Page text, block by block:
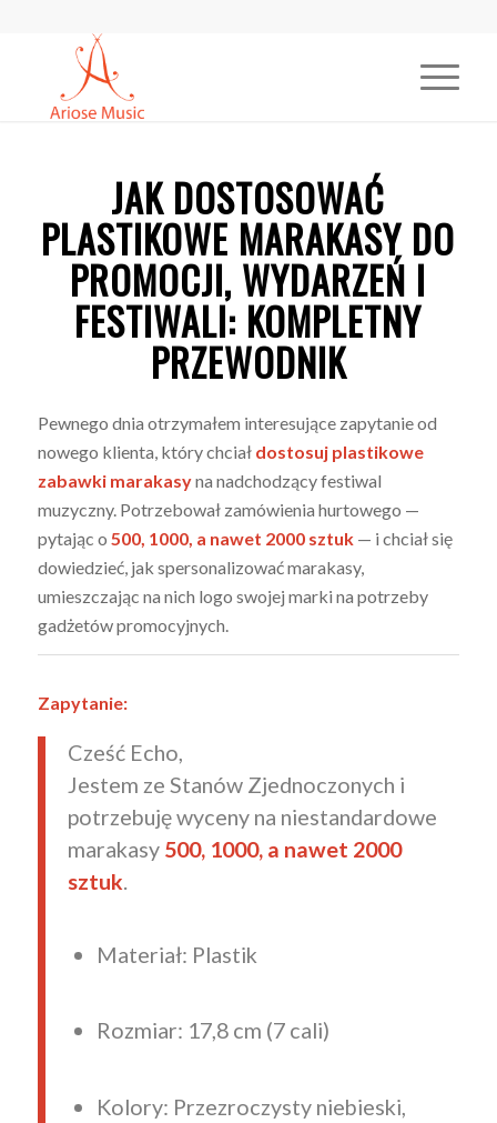
JAK DOSTOSOWAĆ
PLASTIKOWE MARAKASY DO
PROMOCJI, WYDARZEŃ I
FESTIWALI: KOMPLETNY
PRZEWODNIK
Pewnego dnia otrzymałem interesujące zapytanie od
nowego klienta, który chciał dostosuj plastikowe
zabawki marakasyna nadchodzący festiwal
muzyczny. Potrzebował zamówienia hurtowego —
pytając o 500, 1000, a nawet 2000 sztuk— i chciał się
dowiedzieć, jak spersonalizować marakasy,
umieszczając na nich logo swojej marki na potrzeby
gadżetów promocyjnych.
Zapytanie:
Cześć Echo,
Jestem ze Stanów Zjednoczonych i
potrzebuję wyceny na niestandardowe
marakasy 500, 1000, a nawet 2000
sztuk.
Materiał: Plastik
Rozmiar: 17,8 cm (7 cali)
Kolory: Przezroczysty niebieski,